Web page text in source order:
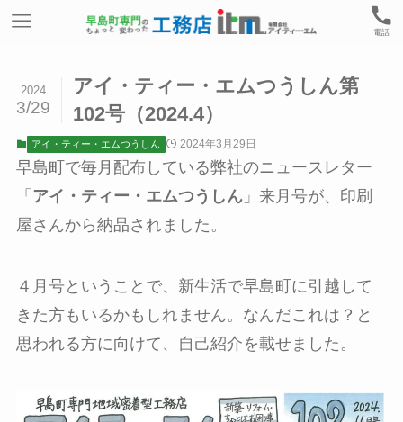
電話
アイ・ティー・エムつうしん第
102号（2024.4）
2024
3/29
アイ・ティー・エムつうしん 2024年3月29日
早島町で毎月配布している弊社のニュースレター
「 アイ・ティー・エムつうしん」来月号が、印刷
屋さんから納品されました。
４月号ということで、新生活で早島町に引越して
きた方もいるかもしれません。なんだこれは？と
思われる方に向けて、自己紹介を載せました。